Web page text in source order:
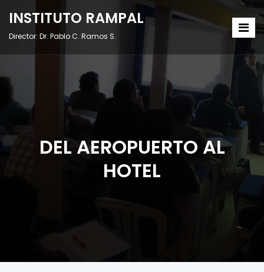
INSTITUTO RAMPAL
Director: Dr. Pablo C. Ramos S.
DEL AEROPUERTO AL
HOTEL